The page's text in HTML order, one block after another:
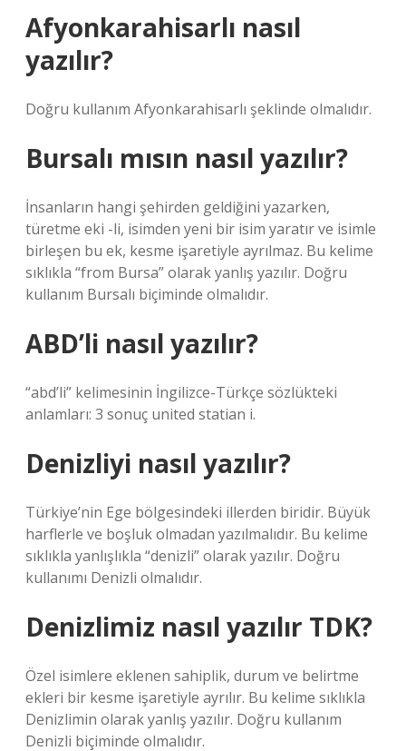
Afyonkarahisarlı nasıl
yazılır?
Doğru kullanım Afyonkarahisarlı şeklinde olmalıdır.
Bursalı mısın nasıl yazılır?
İnsanların hangi şehirden geldiğini yazarken,
türetme eki -li, isimden yeni bir isim yaratır ve isimle
birleşen bu ek, kesme işaretiyle ayrılmaz. Bu kelime
sıklıkla “from Bursa” olarak yanlış yazılır. Doğru
kullanım Bursalı biçiminde olmalıdır.
ABD’li nasıl yazılır?
“abd’li” kelimesinin İngilizce-Türkçe sözlükteki
anlamları: 3 sonuç united statian i.
Denizliyi nasıl yazılır?
Türkiye’nin Ege bölgesindeki illerden biridir. Büyük
harflerle ve boşluk olmadan yazılmalıdır. Bu kelime
sıklıkla yanlışlıkla “denizli” olarak yazılır. Doğru
kullanımı Denizli olmalıdır.
Denizlimiz nasıl yazılır TDK?
Özel isimlere eklenen sahiplik, durum ve belirtme
ekleri bir kesme işaretiyle ayrılır. Bu kelime sıklıkla
Denizlimin olarak yanlış yazılır. Doğru kullanım
Denizli biçiminde olmalıdır.